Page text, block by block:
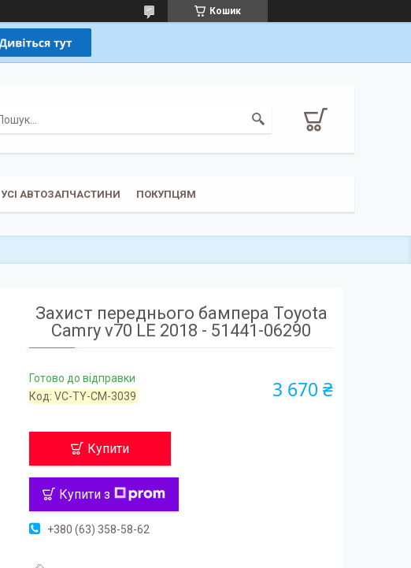
Кошик
УСІ АВТОЗАПЧАСТИНИ ПОКУПЦЯМ
Захист переднього бампера Toyota
Camry v70 LE 2018 - 51441-06290
Готово до відправки
Код:VC-TY-CM-3039 3 670 ₴
Купити
Купити з
+380 (63) 358-58-62